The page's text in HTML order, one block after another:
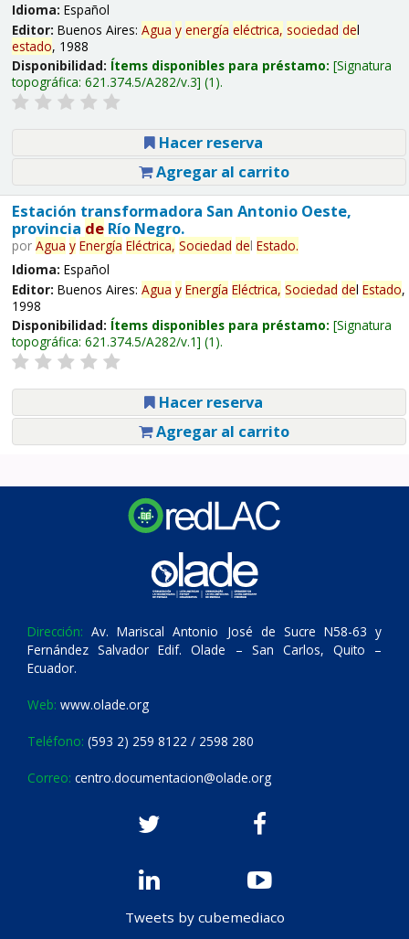
Idioma: Español
Editor: Buenos Aires: Agua y energía eléctrica, sociedad del
estado, 1988
Disponibilidad: Ítems disponibles para préstamo: Signatura
topográfica: 621.374.5/A282/v.3 (1).
Hacer reserva
Agregar al carrito
Estación transformadora San Antonio Oeste,
provincia deRío Negro.
por Agua y Energía Eléctrica, Sociedad del Estado.
Idioma: Español
Editor: Buenos Aires: Agua y Energía Eléctrica, Sociedad del Estado,
1998
Disponibilidad: Ítems disponibles para préstamo: Signatura
topográfica: 621.374.5/A282/v.1 (1).
Hacer reserva
Agregar al carrito
Dirección: Av. Mariscal Antonio José de Sucre N58-63 y
Fernández Salvador Edif. Olade – San Carlos, Quito –
Ecuador.
Web: www.olade.org
Teléfono: (593 2) 259 8122 / 2598 280
Correo: centro.documentacion@olade.org
Tweets by cubemediaco